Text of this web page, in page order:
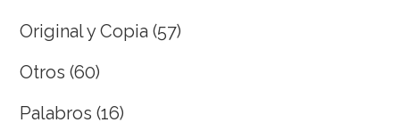
Original y Copia (57)
Otros (60)
Palabros (16)